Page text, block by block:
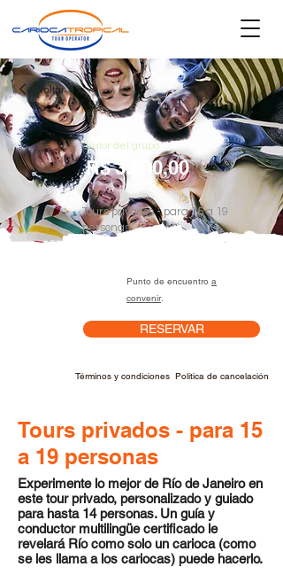
Voltar
Valor del grupo
R$3.600,00
Tours privados - para 15 a 19
personas
Punto de encuentro a
convenir.
RESERVAR
Términos y condiciones Política de cancelación
Tours privados - para 15
a 19 personas
Experimente lo mejor de Río de Janeiro en
este tour privado, personalizado y guiado
para hasta 14 personas. Un guía y
conductor multilingüe certificado le
revelará Río como solo un carioca (como
se les llama a los cariocas) puede hacerlo.